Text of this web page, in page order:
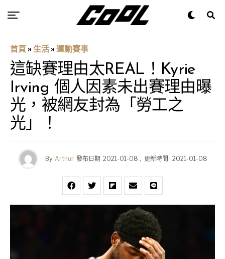
首頁 » 生活 » 運動賽事
這缺賽理由太REAL！Kyrie
Irving 個人因素未出賽理由曝
光，被網友封為「勞工之
光」！
By Arthur 發布日期 2021-01-08 , 更新時間 2021-01-08